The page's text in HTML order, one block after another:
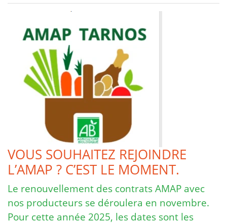
VOUS SOUHAITEZ REJOINDRE
L’AMAP ? C’EST LE MOMENT.
Le renouvellement des contrats AMAP avec
nos producteurs se déroulera en novembre.
Pour cette année 2025, les dates sont les